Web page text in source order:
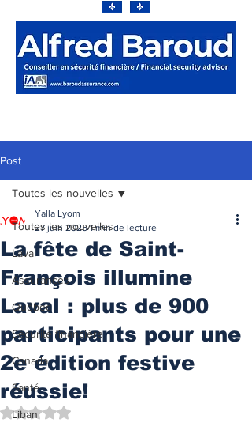
Post
Toutes les nouvelles
Laval
Assurances
Québec
Sécurité financière
Canada
Santé
Liban
Toutes les nouvelles
La fête de Saint-
François illumine
Laval : plus de 900
participants pour une
2e édition festive
réussie!
Yalla Lyom
27 juin 2025 1 min de lecture
Noté NaN étoiles sur 5.